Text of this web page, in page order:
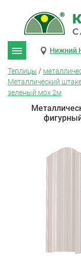
Нижний
Теплицы /
Металлический
зеленый мох 2м